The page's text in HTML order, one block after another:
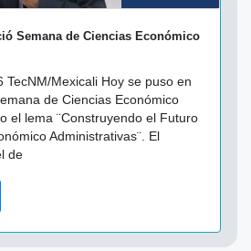
Semana de Ciencias Económico
TecNM/Mexicali Hoy se puso en
de Ciencias Económico
el lema ¨Construyendo el Futuro
Administrativas¨. El
de